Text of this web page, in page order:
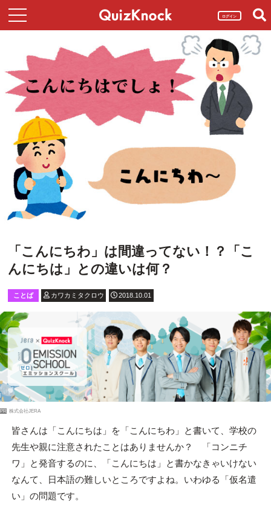
ログイン
「こんにちわ」は間違ってない！？「こ
んにちは」との違いは何？
ことば カワカミタクロウ 2018.10.01
PR 株式会社JERA
皆さんは「こんにちは」を「こんにちわ」と書いて、学校の
先生や親に注意されたことはありませんか？ 「コンニチ
ワ」と発音するのに、「こんにちは」と書かなきゃいけない
なんて、日本語の難しいところですよね。いわゆる「仮名遣
い」の問題です。